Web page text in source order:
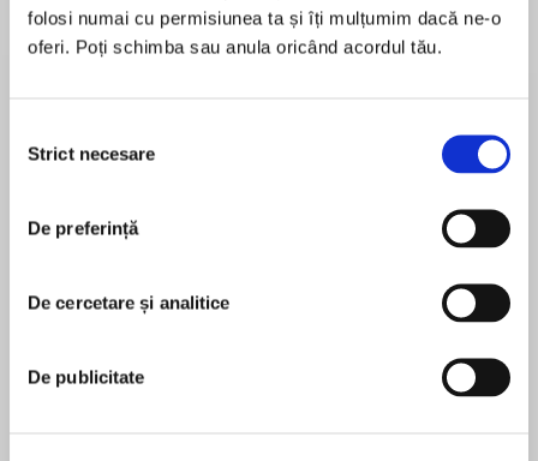
folosi numai cu permisiunea ta și îți mulțumim dacă ne-o
oferi. Poți schimba sau anula oricând acordul tău.
consimțământului
Strict necesare
De preferință
De cercetare și analitice
De publicitate
Desprecarte
From the bestselling authors of The Sugar Girls,
of four women who crossed the ocean for love,
providing a moving true tale of romance and
The ‘friendly invasion’ of Britain by over a million
American G.I.s caused a sensation amongst a
În acest moment nu există recenzii
Duncan Barrett